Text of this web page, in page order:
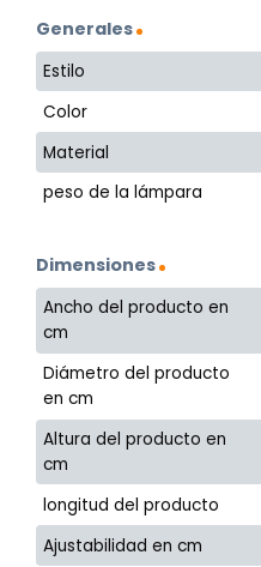
Generales
Estilo
Color
Material
peso de la lámpara
Dimensiones
Ancho del producto en
cm
Diámetro del producto
en cm
Altura del producto en
cm
longitud del producto
Ajustabilidad en cm